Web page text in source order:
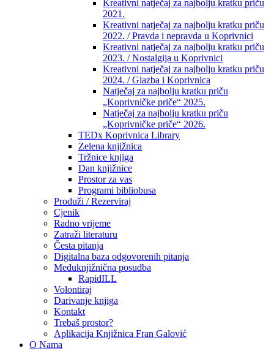
Kreativni natječaj za najbolju kratku priču
2021.
Kreativni natječaj za najbolju kratku priču
2022. / Pravda i nepravda u Koprivnici
Kreativni natječaj za najbolju kratku priču
2023. / Nostalgija u Koprivnici
Kreativni natječaj za najbolju kratku priču
2024. / Glazba i Koprivnica
Natječaj za najbolju kratku priču
„Koprivničke priče“ 2025.
Natječaj za najbolju kratku priču
„Koprivničke priče“ 2026.
TEDx Koprivnica Library
Zelena knjižnica
Tržnice knjiga
Dan knjižnice
Prostor za vas
Programi bibliobusa
Produži / Rezerviraj
Cjenik
Radno vrijeme
Zatraži literaturu
Česta pitanja
Digitalna baza odgovorenih pitanja
Međuknjižnična posudba
RapidILL
Volontiraj
Darivanje knjiga
Kontakt
Trebaš prostor?
Aplikacija Knjižnica Fran Galović
O Nama